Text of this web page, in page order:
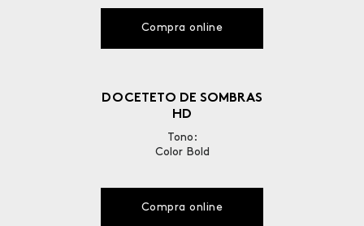
Compra online
DOCETETO DE SOMBRAS
HD
Tono:
Color Bold
Compra online